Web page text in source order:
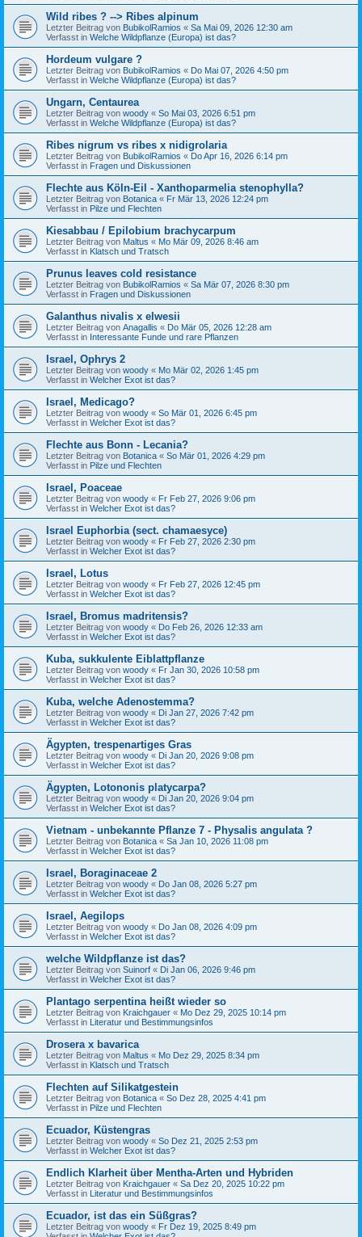
Wild ribes ? --> Ribes alpinum
Letzter Beitrag von BubikolRamios « Sa Mai 09, 2026 12:30 am
Verfasst in Welche Wildpflanze (Europa) ist das?
Hordeum vulgare ?
Letzter Beitrag von BubikolRamios « Do Mai 07, 2026 4:50 pm
Verfasst in Welche Wildpflanze (Europa) ist das?
Ungarn, Centaurea
Letzter Beitrag von woody « So Mai 03, 2026 6:51 pm
Verfasst in Welche Wildpflanze (Europa) ist das?
Ribes nigrum vs ribes x nidigrolaria
Letzter Beitrag von BubikolRamios « Do Apr 16, 2026 6:14 pm
Verfasst in Fragen und Diskussionen
Flechte aus Köln-Eil - Xanthoparmelia stenophylla?
Letzter Beitrag von Botanica « Fr Mär 13, 2026 12:24 pm
Verfasst in Pilze und Flechten
Kiesabbau / Epilobium brachycarpum
Letzter Beitrag von Maltus « Mo Mär 09, 2026 8:46 am
Verfasst in Klatsch und Tratsch
Prunus leaves cold resistance
Letzter Beitrag von BubikolRamios « Sa Mär 07, 2026 8:30 pm
Verfasst in Fragen und Diskussionen
Galanthus nivalis x elwesii
Letzter Beitrag von Anagallis « Do Mär 05, 2026 12:28 am
Verfasst in Interessante Funde und rare Pflanzen
Israel, Ophrys 2
Letzter Beitrag von woody « Mo Mär 02, 2026 1:45 pm
Verfasst in Welcher Exot ist das?
Israel, Medicago?
Letzter Beitrag von woody « So Mär 01, 2026 6:45 pm
Verfasst in Welcher Exot ist das?
Flechte aus Bonn - Lecania?
Letzter Beitrag von Botanica « So Mär 01, 2026 4:29 pm
Verfasst in Pilze und Flechten
Israel, Poaceae
Letzter Beitrag von woody « Fr Feb 27, 2026 9:06 pm
Verfasst in Welcher Exot ist das?
Israel Euphorbia (sect. chamaesyce)
Letzter Beitrag von woody « Fr Feb 27, 2026 2:30 pm
Verfasst in Welcher Exot ist das?
Israel, Lotus
Letzter Beitrag von woody « Fr Feb 27, 2026 12:45 pm
Verfasst in Welcher Exot ist das?
Israel, Bromus madritensis?
Letzter Beitrag von woody « Do Feb 26, 2026 12:33 am
Verfasst in Welcher Exot ist das?
Kuba, sukkulente Eiblattpflanze
Letzter Beitrag von woody « Fr Jan 30, 2026 10:58 pm
Verfasst in Welcher Exot ist das?
Kuba, welche Adenostemma?
Letzter Beitrag von woody « Di Jan 27, 2026 7:42 pm
Verfasst in Welcher Exot ist das?
Ägypten, trespenartiges Gras
Letzter Beitrag von woody « Di Jan 20, 2026 9:08 pm
Verfasst in Welcher Exot ist das?
Ägypten, Lotononis platycarpa?
Letzter Beitrag von woody « Di Jan 20, 2026 9:04 pm
Verfasst in Welcher Exot ist das?
Vietnam - unbekannte Pflanze 7 - Physalis angulata ?
Letzter Beitrag von Botanica « Sa Jan 10, 2026 11:08 pm
Verfasst in Welcher Exot ist das?
Israel, Boraginaceae 2
Letzter Beitrag von woody « Do Jan 08, 2026 5:27 pm
Verfasst in Welcher Exot ist das?
Israel, Aegilops
Letzter Beitrag von woody « Do Jan 08, 2026 4:09 pm
Verfasst in Welcher Exot ist das?
welche Wildpflanze ist das?
Letzter Beitrag von Suinorf « Di Jan 06, 2026 9:46 pm
Verfasst in Welcher Exot ist das?
Plantago serpentina heißt wieder so
Letzter Beitrag von Kraichgauer « Mo Dez 29, 2025 10:14 pm
Verfasst in Literatur und Bestimmungsinfos
Drosera x bavarica
Letzter Beitrag von Maltus « Mo Dez 29, 2025 8:34 pm
Verfasst in Klatsch und Tratsch
Flechten auf Silikatgestein
Letzter Beitrag von Botanica « So Dez 28, 2025 4:41 pm
Verfasst in Pilze und Flechten
Ecuador, Küstengras
Letzter Beitrag von woody « So Dez 21, 2025 2:53 pm
Verfasst in Welcher Exot ist das?
Endlich Klarheit über Mentha-Arten und Hybriden
Letzter Beitrag von Kraichgauer « Sa Dez 20, 2025 10:22 pm
Verfasst in Literatur und Bestimmungsinfos
Ecuador, ist das ein Süßgras?
Letzter Beitrag von woody « Fr Dez 19, 2025 8:49 pm